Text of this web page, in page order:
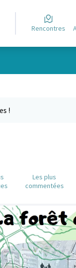
Rencontres
!
Les plus
commentées